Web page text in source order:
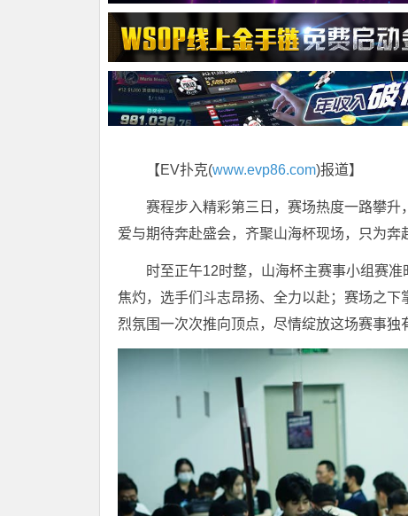
【EV扑克(www.evp86.com)报道】
赛程步入精彩第三日，赛场热度一路攀
爱与期待奔赴盛会，齐聚山海杯现场，只为奔
时至正午12时整，山海杯主赛事小组赛
焦灼，选手们斗志昂扬、全力以赴；赛场之
烈氛围一次次推向顶点，尽情绽放这场赛事独